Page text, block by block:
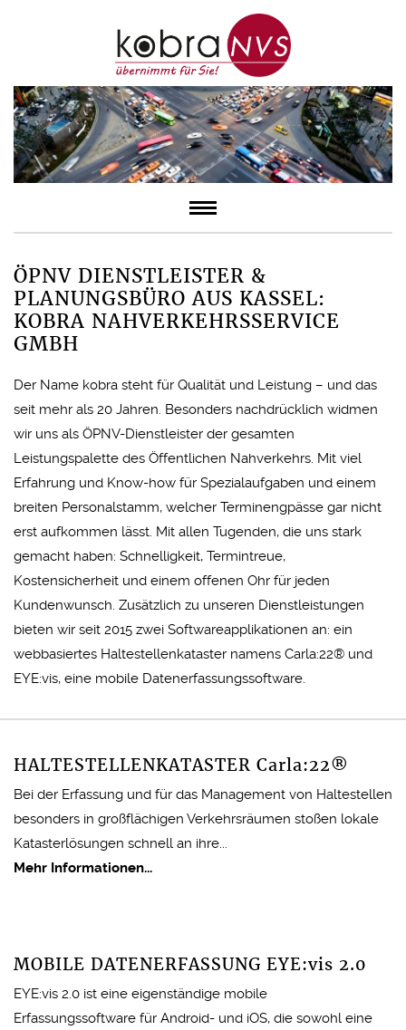
ÖPNV DIENSTLEISTER &
PLANUNGSBÜRO AUS KASSEL:
KOBRA NAHVERKEHRSSERVICE
GMBH
Der Name kobra steht für Qualität und Leistung – und das
seit mehr als 20 Jahren. Besonders nachdrücklich widmen
wir uns als ÖPNV-Dienstleister der gesamten
Leistungspalette des Öffentlichen Nahverkehrs. Mit viel
Erfahrung und Know-how für Spezialaufgaben und einem
breiten Personalstamm, welcher Terminengpässe gar nicht
erst aufkommen lässt. Mit allen Tugenden, die uns stark
gemacht haben: Schnelligkeit, Termintreue,
Kostensicherheit und einem offenen Ohr für jeden
Kundenwunsch. Zusätzlich zu unseren Dienstleistungen
bieten wir seit 2015 zwei Softwareapplikationen an: ein
webbasiertes Haltestellenkataster namens Carla:22® und
EYE:vis, eine mobile Datenerfassungssoftware.
HALTESTELLENKATASTER Carla:22®
Bei der Erfassung und für das Management von Haltestellen
besonders in großflächigen Verkehrsräumen stoßen lokale
Katasterlösungen schnell an ihre...
Mehr Informationen...
MOBILE DATENERFASSUNG EYE:vis 2.0
EYE:vis 2.0 ist eine eigenständige mobile
Erfassungssoftware für Android- und iOS, die sowohl eine